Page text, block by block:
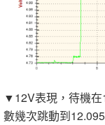
▼12V表現，待機在
數幾次跳動到